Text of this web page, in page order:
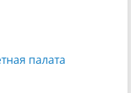
палата